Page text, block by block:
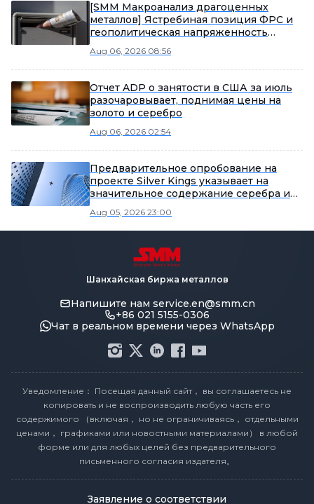
[SMM Макроанализ драгоценных
металлов] Ястребиная позиция ФРС и
геополитическая напряженность
металлов
Aug 06, 2026 08:56
Отчет ADP о занятости в США за июль
разочаровывает, поднимая цены на
золото и серебро
Aug 06, 2026 02:54
Предварительное опробование на
проекте Silver Kings указывает на
значительное содержание серебра и
Aug 05, 2026 23:00
Шанхайская биржа металлов
Напишите нам service.en@smm.cn
+86 021 5155-0306
Чат в реальном времени через WhatsApp
Уведомление： Посещая данный сайт， вы соглашаетесь не
копировать и не воспроизводить любую часть его
содержимого （включая， но не ограничиваясь， отдельными
ценами， графиками или новостными материалами） в любой
форме или для любых целей без предварительного
письменного согласия издателя。
Заявление о соответствии